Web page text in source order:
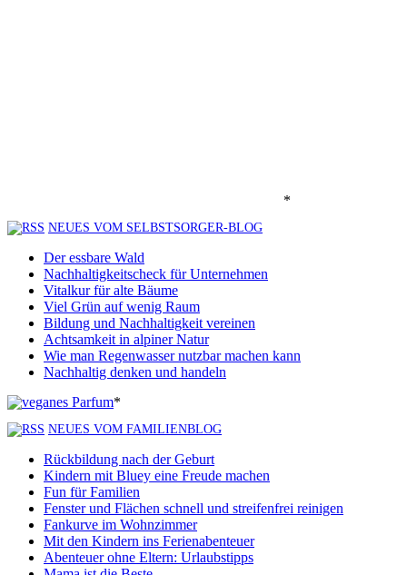
*
NEUES VOM SELBSTSORGER-BLOG
Der essbare Wald
Nachhaltigkeitscheck für Unternehmen
Vitalkur für alte Bäume
Viel Grün auf wenig Raum
Bildung und Nachhaltigkeit vereinen
Achtsamkeit in alpiner Natur
Wie man Regenwasser nutzbar machen kann
Nachhaltig denken und handeln
*
NEUES VOM FAMILIENBLOG
Rückbildung nach der Geburt
Kindern mit Bluey eine Freude machen
Fun für Familien
Fenster und Flächen schnell und streifenfrei reinigen
Fankurve im Wohnzimmer
Mit den Kindern ins Ferienabenteuer
Abenteuer ohne Eltern: Urlaubstipps